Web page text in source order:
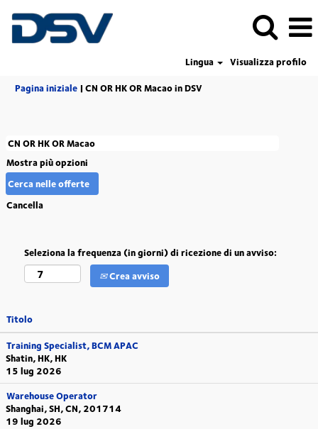
Lingua
Visualizza profilo
Pagina iniziale | CN OR HK OR Macao in DSV(pagina
Mostra più opzioni
Cancella
Seleziona la frequenza (in giorni) di ricezione di un avviso:
Crea avviso
Titolo
Training Specialist, BCM APAC
Shatin, HK, HK
15 lug 2026
Warehouse Operator
Shanghai, SH, CN, 201714
19 lug 2026